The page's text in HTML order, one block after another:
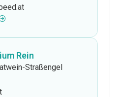
Rein
Straßengel